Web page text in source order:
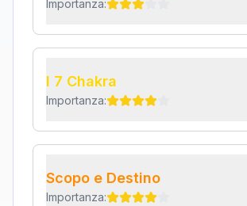
Importanza:
I 7 Chakra
Importanza:
Scopo e Destino
Importanza: